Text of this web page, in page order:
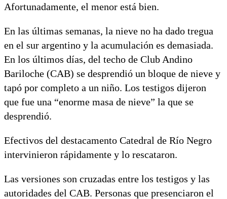
Afortunadamente, el menor está bien.
En las últimas semanas, la nieve no ha dado tregua
en el sur argentino y la acumulación es demasiada.
En los últimos días, del techo de Club Andino
Bariloche (CAB) se desprendió un bloque de nieve y
tapó por completo a un niño. Los testigos dijeron
que fue una “enorme masa de nieve” la que se
desprendió.
Efectivos del destacamento Catedral de Río Negro
intervinieron rápidamente y lo rescataron.
Las versiones son cruzadas entre los testigos y las
autoridades del CAB. Personas que presenciaron el